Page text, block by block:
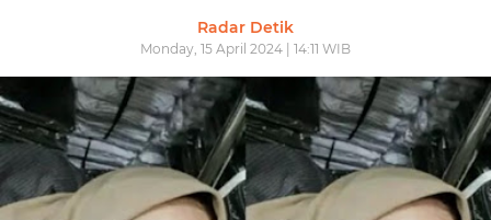
Radar Detik
Monday, 15 April 2024 | 14:11 WIB